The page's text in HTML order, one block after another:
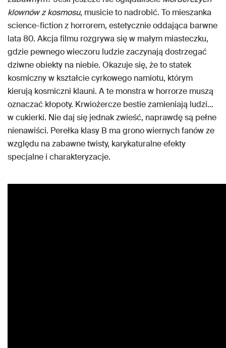
klownów z kosmosu, musicie to nadrobić. To mieszanka
science-fiction z horrorem, estetycznie oddająca barwne
lata 80. Akcja filmu rozgrywa się w małym miasteczku,
gdzie pewnego wieczoru ludzie zaczynają dostrzegać
dziwne obiekty na niebie. Okazuje się, że to statek
kosmiczny w kształcie cyrkowego namiotu, którym
kierują kosmiczni klauni. A te monstra w horrorze muszą
oznaczać kłopoty. Krwiożercze bestie zamieniają ludzi…
w cukierki. Nie daj się jednak zwieść, naprawdę są pełne
nienawiści. Perełka klasy B ma grono wiernych fanów ze
względu na zabawne twisty, karykaturalne efekty
specjalne i charakteryzacje.